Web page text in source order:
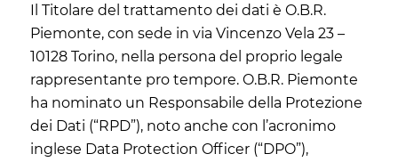
Il Titolare del trattamento dei dati è O.B.R.
Piemonte, con sede in via Vincenzo Vela 23 –
10128 Torino, nella persona del proprio legale
rappresentante pro tempore. O.B.R. Piemonte
ha nominato un Responsabile della Protezione
dei Dati (“RPD”), noto anche con l’acronimo
inglese Data Protection Officer (“DPO”),